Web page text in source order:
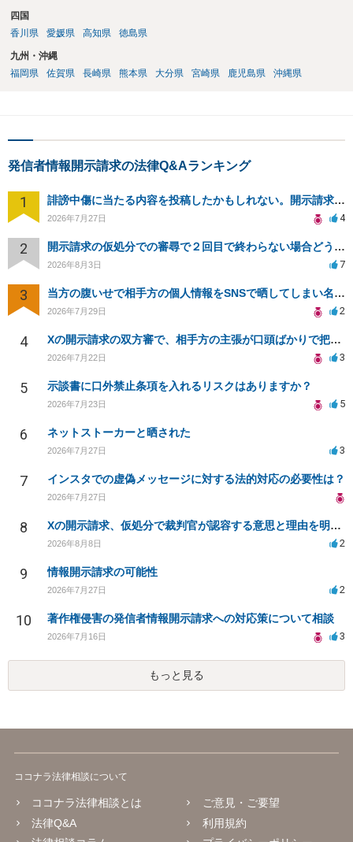
四国
香川県
愛媛県 高知県 徳島県
九州・沖縄
福岡県
佐賀県 長崎県 熊本県 大分県 宮崎県 鹿児島県 沖縄県
発信者情報開示請求の法律Q&Aランキング
1 誹謗中傷に当たる内容を投稿したかもしれない。開示請求や民事刑事裁判に発展しうるのか教えて欲しい。
2026年7月27日 4
2 開示請求の仮処分での審尋で２回目で終わらない場合どうしたらいいですか
2026年8月3日 7
3 当方の腹いせで相手方の個人情報をSNSで晒してしまい名誉毀損させてしまったかもしれない
2026年7月29日 2
4 Xの開示請求の双方審で、相手方の主張が口頭ばかりで把握しきれません
2026年7月22日 3
5 示談書に口外禁止条項を入れるリスクはありますか？
2026年7月23日 5
6 ネットストーカーと晒された
2026年7月27日 3
7 インスタでの虚偽メッセージに対する法的対応の必要性は？
2026年7月27日
8 Xの開示請求、仮処分で裁判官が認容する意思と理由を明確化しても、相手側は争って引き延ばしますか
2026年8月8日 2
9 情報開示請求の可能性
2026年7月27日 2
10 著作権侵害の発信者情報開示請求への対応策について相談
2026年7月16日 3
もっと見る
ココナラ法律相談について
ココナラ法律相談とは
法律Q&A
ご意見・ご要望
利用規約